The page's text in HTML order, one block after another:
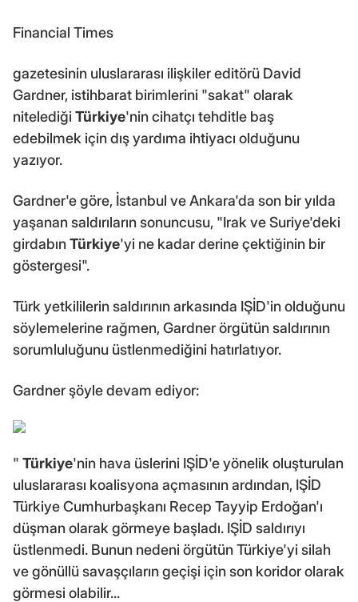
Financial Times
gazetesinin uluslararası ilişkiler editörü David
Gardner, istihbarat birimlerini "sakat" olarak
nitelediğiTürkiye'nin cihatçı tehditle baş
edebilmek için dış yardıma ihtiyacı olduğunu
yazıyor.
Gardner'e göre, İstanbul ve Ankara'da son bir yılda
yaşanan saldırıların sonuncusu, "Irak ve Suriye'deki
girdabınTürkiye'yi ne kadar derine çektiğinin bir
göstergesi".
Türk yetkililerin saldırının arkasında IŞİD'in olduğunu
söylemelerine rağmen, Gardner örgütün saldırının
sorumluluğunu üstlenmediğini hatırlatıyor.
Gardner şöyle devam ediyor:
" Türkiye'nin hava üslerini IŞİD'e yönelik oluşturulan
uluslararası koalisyona açmasının ardından, IŞİD
Türkiye Cumhurbaşkanı Recep Tayyip Erdoğan'ı
düşman olarak görmeye başladı. IŞİD saldırıyı
üstlenmedi. Bunun nedeni örgütün Türkiye'yi silah
ve gönüllü savaşçıların geçişi için son koridor olarak
görmesi olabilir...